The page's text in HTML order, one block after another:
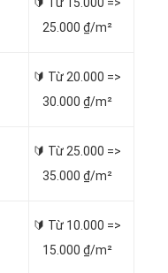
25.000 ₫/m²
🔰 Từ 20.000 =>
30.000 ₫/m²
🔰 Từ 25.000 =>
35.000 ₫/m²
🔰 Từ 10.000 =>
15.000 ₫/m²